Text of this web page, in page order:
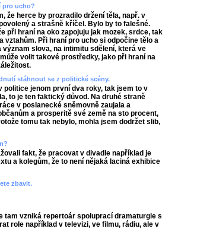
pro ucho?
že herce by prozradilo držení těla, např. v
a strašně kříčel. Bylo by to falešné.
při hraní na oko zapojuju jak mozek, srdce, tak
vztahům. Při hraní pro ucho si odpočine tělo a
slova, na intimitu sdělení, která ve
volit takové prostředky, jako při hraní na
stáhnout se z politické scény.
jenom první dva roky, tak jsem to v
to je ten faktický důvod. Na druhé straně
v poslanecké sněmovně zaujala a
a prosperitě své země na sto procent,
tomu tak nebylo, mohla jsem dodržet slib,
fakt, že pracovat v divadle například je
a kolegům, že to není nějaká laciná exhibice
zbavit.
tam vzniká repertoár spoluprací dramaturgie s
role například v televizi, ve filmu, rádiu, ale v